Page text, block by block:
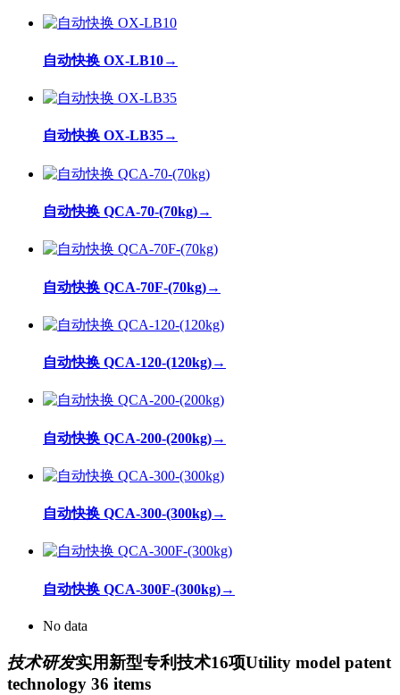
自动快换 OX-LB10→
自动快换 OX-LB35→
自动快换 QCA-70-(70kg)→
自动快换 QCA-70F-(70kg)→
自动快换 QCA-120-(120kg)→
自动快换 QCA-200-(200kg)→
自动快换 QCA-300-(300kg)→
自动快换 QCA-300F-(300kg)→
No data
技术研发实用新型专利技术16项Utility model patent
technology 36 items